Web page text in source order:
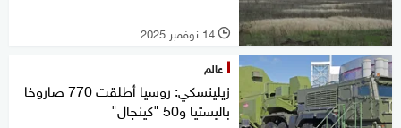
l 14 نوفمبر 2025
عالم
زيلينسكي: روسيا أطلقت 770 صاروخا
باليستيا و50 "كينجال"